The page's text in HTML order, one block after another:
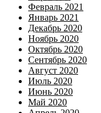
Февраль 2021
Январь 2021
Декабрь 2020
Ноябрь 2020
Октябрь 2020
Сентябрь 2020
Август 2020
Июль 2020
Июнь 2020
Май 2020